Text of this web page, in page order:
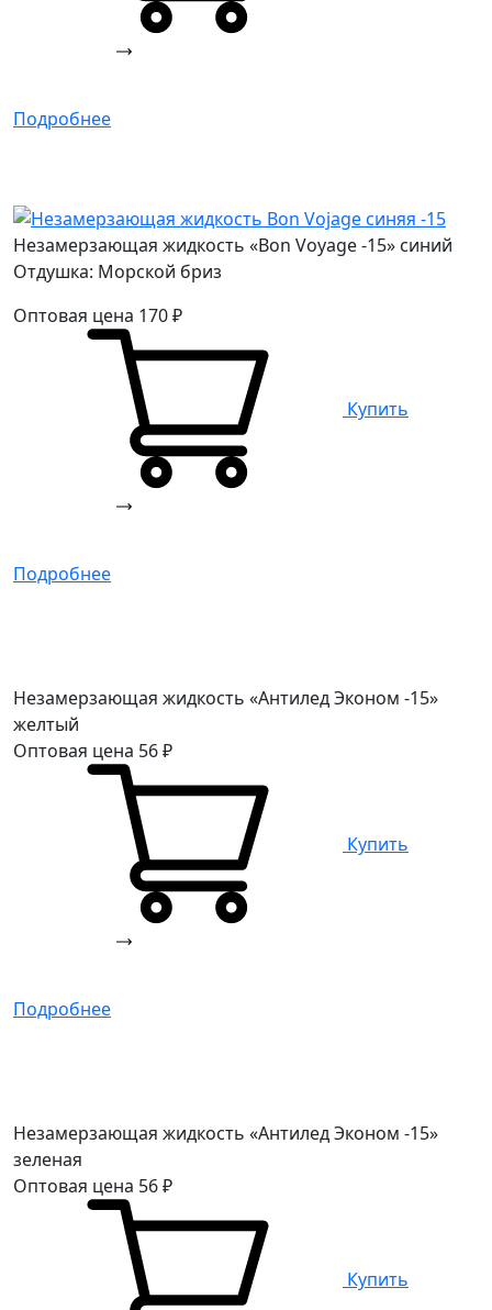
Подробнее
Незамерзающая жидкость «Bon Voyage -15» синий
Отдушка: Морской бриз
Оптовая цена 170₽
Купить
Подробнее
Незамерзающая жидкость «Антилед Эконом -15»
желтый
Оптовая цена 56₽
Купить
Подробнее
Незамерзающая жидкость «Антилед Эконом -15»
зеленая
Оптовая цена 56₽
Купить